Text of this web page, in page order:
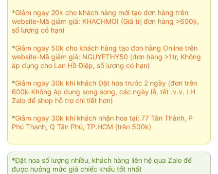
*Giảm ngay 20k cho khách hàng mới tạo đơn hàng trên
website-Mã giảm giá: KHACHMOI (Giá trị đơn hàng >600k,
số lượng có hạn)
*Giảm ngay 50k cho khách hàng tạo đơn hàng Online trên
website-Mã giảm giá: NGUYETHY50 (đơn hàng >1tr, Không
áp dụng cho Lan Hồ Điệp, số lượng có hạn)
*Giảm ngay 30k khi khách Đặt hoa trước 2 ngày (đơn trên
600k-Không áp dụng song song, các ngày lễ, tết .v.v. LH
Zalo để shop hỗ trợ chi tiết hơn)
*Giảm ngay 30k khi khách nhận hoa tại: 77 Tân Thành, P
Phú Thạnh, Q Tân Phú, TP.HCM (trên 500k)
*Đặt hoa số lượng nhiều, khách hàng liên hệ qua Zalo để
được hưởng mức giá chiếc khấu tốt nhất